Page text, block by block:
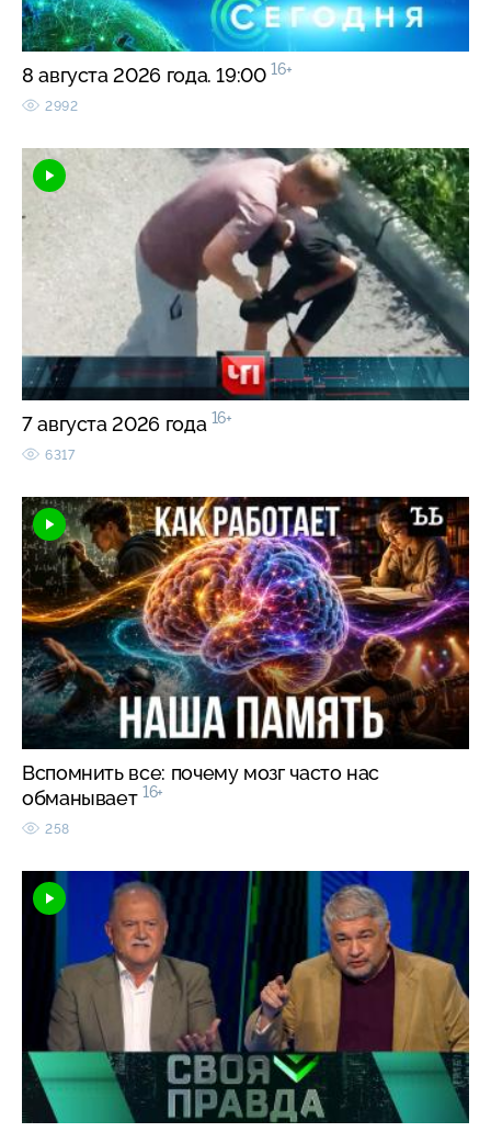
8 августа 2026 года. 19:00 16+
2992
7 августа 2026 года 16+
6317
Вспомнить все: почему мозг часто нас
обманывает 16+
258